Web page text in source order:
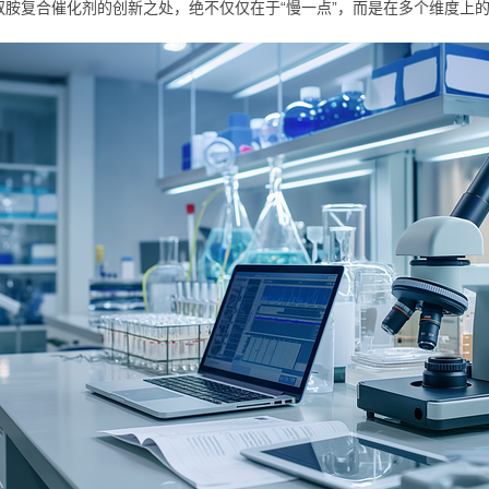
胺复合催化剂的创新之处，绝不仅仅在于“慢一点”，而是在多个维度上